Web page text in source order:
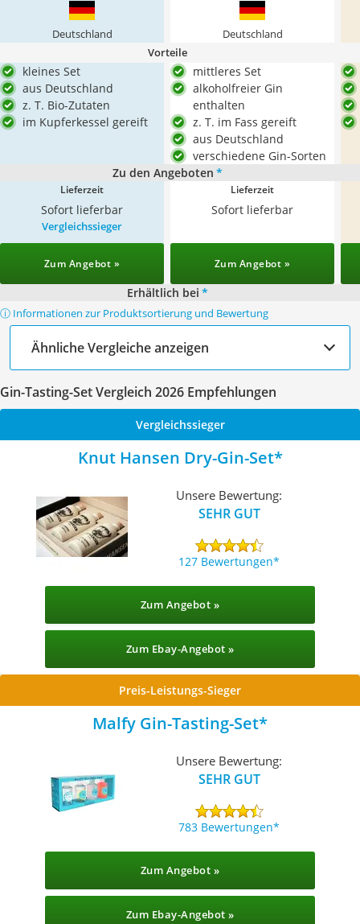
Deutschland Deutschland
Vorteile
kleines Set
aus Deutschland
z. T. Bio-Zutaten
im Kupferkessel gereift
mittleres Set
alkoholfreier Gin
enthalten
z. T. im Fass gereift
aus Deutschland
verschiedene Gin-Sorten
Zu den Angeboten *
Lieferzeit
Sofort lieferbar
Lieferzeit
Sofort lieferbar
Vergleichssieger
Zum Angebot » Zum Angebot »
Erhältlich bei *
ⓘ Informationen zur Produktsortierung und Bewertung
Ähnliche Vergleiche anzeigen
Gin-Tasting-Set Vergleich 2026 Empfehlungen
Vergleichssieger
Knut Hansen Dry-Gin-Set
Unsere Bewertung:
SEHR GUT
127 Bewertungen
Zum Angebot »
Zum Ebay-Angebot »
Preis-Leistungs-Sieger
Malfy Gin-Tasting-Set
Unsere Bewertung:
SEHR GUT
783 Bewertungen
Zum Angebot »
Zum Ebay-Angebot »